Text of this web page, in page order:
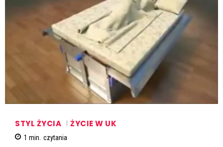
STYL ŻYCIA ŻYCIE W UK
1 min. czytania